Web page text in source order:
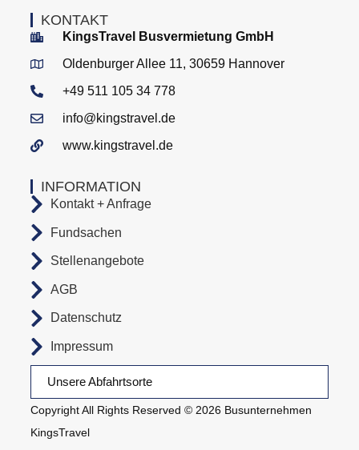
Copyright All Rights Reserved © 2026 Busunternehmen
KingsTravel
Unsere Abfahrtsorte
INFORMATION
Kontakt + Anfrage
Fundsachen
Stellenangebote
AGB
Datenschutz
Impressum
KONTAKT
KingsTravel Busvermietung GmbH
Oldenburger Allee 11, 30659 Hannover
+49 511 105 34 778
info@kingstravel.de
www.kingstravel.de